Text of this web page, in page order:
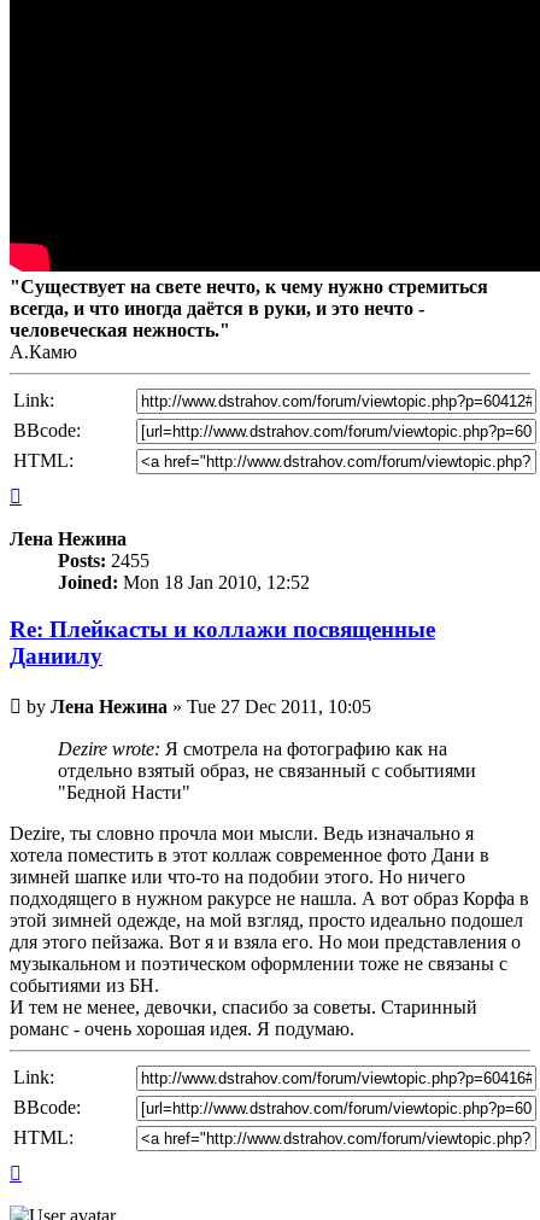
"Существует на свете нечто, к чему нужно стремиться
всегда, и что иногда даётся в руки, и это нечто -
человеческая нежность."
А.Камю
Link:
BBcode:
HTML:
Лена Нежина
Posts: 2455
Joined: Mon 18 Jan 2010, 12:52
Re: Плейкасты и коллажи посвященные
Даниилу
Unread
post
by Лена Нежина » Tue 27 Dec 2011, 10:05
Dezire wrote: Я смотрела на фотографию как на
отдельно взятый образ, не связанный с событиями
"Бедной Насти"
Dezire, ты словно прочла мои мысли. Ведь изначально я
хотела поместить в этот коллаж современное фото Дани в
зимней шапке или что-то на подобии этого. Но ничего
подходящего в нужном ракурсе не нашла. А вот образ Корфа в
этой зимней одежде, на мой взгляд, просто идеально подошел
для этого пейзажа. Вот я и взяла его. Но мои представления о
музыкальном и поэтическом оформлении тоже не связаны с
событиями из БН.
И тем не менее, девочки, спасибо за советы. Старинный
романс - очень хорошая идея. Я подумаю.
Link:
BBcode:
HTML: